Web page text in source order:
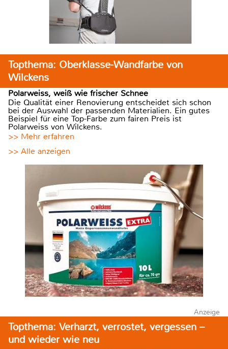
Topthema: Oberklasse-Wandfarbe von
Wilckens
Polarweiss, weiß wie frischer Schnee
Die Qualität einer Renovierung entscheidet sich schon
bei der Auswahl der passenden Materialien. Ein gutes
Beispiel für eine Top-Farbe zum fairen Preis ist
Polarweiss von Wilckens.
>> Mehr erfahren
>> Alle anzeigen
Anzeige
Topthema: Verharzt, verrostet, vergessen –
und wieder wie neu